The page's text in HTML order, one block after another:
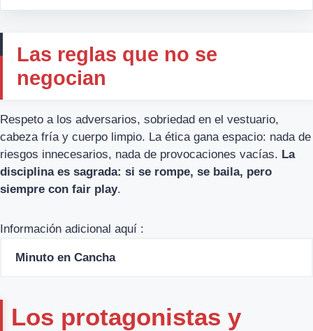
Las reglas que no se
negocian
Respeto a los adversarios, sobriedad en el vestuario,
cabeza fría y cuerpo limpio. La ética gana espacio: nada de
riesgos innecesarios, nada de provocaciones vacías. La
disciplina es sagrada: si se rompe, se baila, pero
siempre con fair play.
Información adicional aquí :
Minuto en Cancha
Los protagonistas y